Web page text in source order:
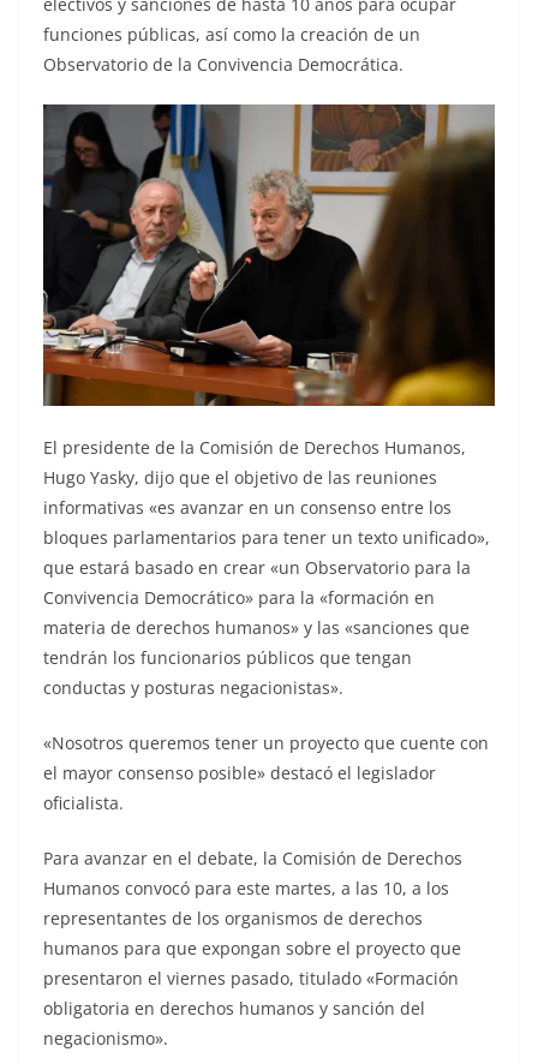
funciones públicas, así como la creación de un
Observatorio de la Convivencia Democrática.
El presidente de la Comisión de Derechos Humanos,
Hugo Yasky, dijo que el objetivo de las reuniones
informativas «es avanzar en un consenso entre los
bloques parlamentarios para tener un texto unificado»,
que estará basado en crear «un Observatorio para la
Convivencia Democrático» para la «formación en
materia de derechos humanos» y las «sanciones que
tendrán los funcionarios públicos que tengan
conductas y posturas negacionistas».
«Nosotros queremos tener un proyecto que cuente con
el mayor consenso posible» destacó el legislador
oficialista.
Para avanzar en el debate, la Comisión de Derechos
Humanos convocó para este martes, a las 10, a los
representantes de los organismos de derechos
humanos para que expongan sobre el proyecto que
presentaron el viernes pasado, titulado «Formación
obligatoria en derechos humanos y sanción del
negacionismo».